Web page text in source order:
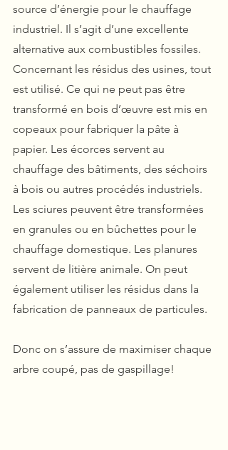
source d’énergie pour le chauffage
industriel. Il s’agit d’une excellente
alternative aux combustibles fossiles.
Concernant les résidus des usines, tout
est utilisé. Ce qui ne peut pas être
transformé en bois d’œuvre est mis en
copeaux pour fabriquer la pâte à
papier. Les écorces servent au
chauffage des bâtiments, des séchoirs
à bois ou autres procédés industriels.
Les sciures peuvent être transformées
en granules ou en bûchettes pour le
chauffage domestique. Les planures
servent de litière animale. On peut
également utiliser les résidus dans la
fabrication de panneaux de particules.
Donc on s’assure de maximiser chaque
arbre coupé, pas de gaspillage!